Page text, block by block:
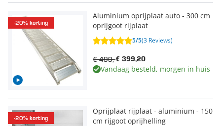
-20% korting
Aluminium oprijplaat auto - 300 cm
oprijgoot rijplaat
5/5(3 Reviews)
€ 399,20
€ 499,-
Vandaag besteld, morgen in huis
-20% korting
Oprijplaat rijplaat - aluminium - 150
cm rijgoot oprijhelling